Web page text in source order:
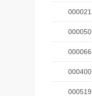
000021
000050
000066
000400
000519